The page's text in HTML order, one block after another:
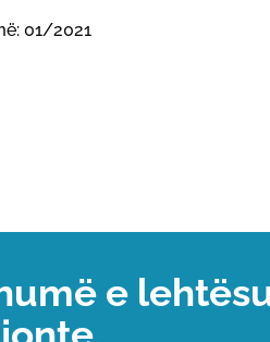
01/2021
e